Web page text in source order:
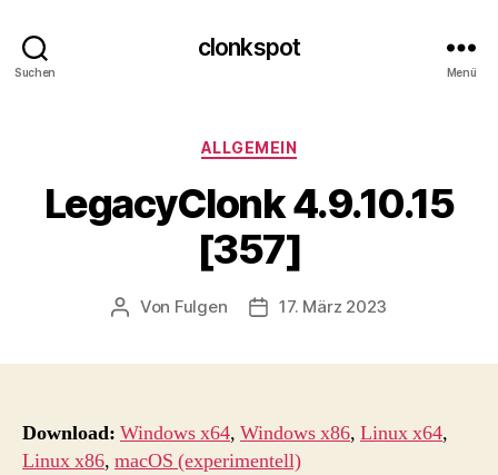
Suchen
clonkspot
Menü
Kategorien
ALLGEMEIN
LegacyClonk 4.9.10.15
[357]
Beitragsautor
Von Fulgen Beitragsdatum
17. März 2023
Download: Windows x64, Windows x86, Linux x64,
Linux x86, macOS (experimentell)